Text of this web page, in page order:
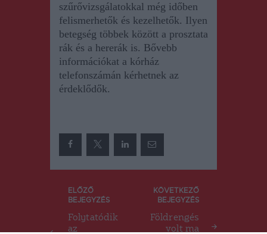
szűrővizsgálatokkal még időben
felismerhetők és kezelhetők. Ilyen
betegség többek között a prosztata
rák és a hererák is. Bővebb
információkat a kórház
telefonszámán kérhetnek az
érdeklődők.
Bejegyzés
navigáció
ELŐZŐ
BEJEGYZÉS
Folytatódik
az
KÖVETKEZŐ
BEJEGYZÉS
Földrengés
volt ma